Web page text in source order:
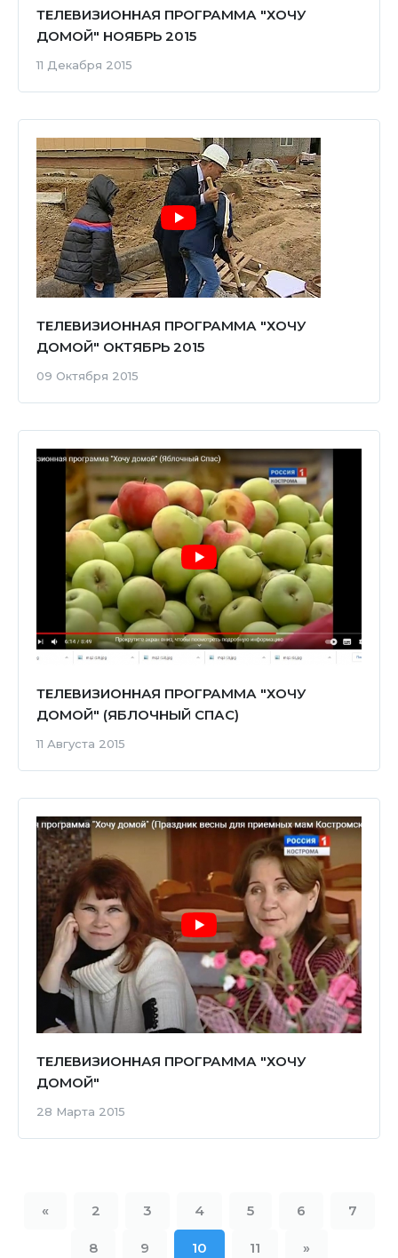
ТЕЛЕВИЗИОННАЯ ПРОГРАММА "ХОЧУ
ДОМОЙ" НОЯБРЬ 2015
11 Декабря 2015
ТЕЛЕВИЗИОННАЯ ПРОГРАММА "ХОЧУ
ДОМОЙ" ОКТЯБРЬ 2015
09 Октября 2015
ТЕЛЕВИЗИОННАЯ ПРОГРАММА "ХОЧУ
ДОМОЙ" (ЯБЛОЧНЫЙ СПАС)
11 Августа 2015
ТЕЛЕВИЗИОННАЯ ПРОГРАММА "ХОЧУ
ДОМОЙ"
28 Марта 2015
« 2 3 4 5 6 7
8 9 10 11 »